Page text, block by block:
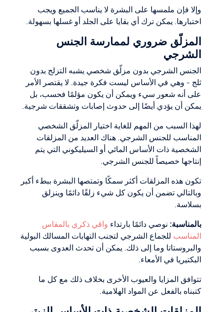
وإلا فإن ملمسها على البشرة لا يناسب الجميع ويجب
اختبارها. يمكن ترك أي بقايا على الجلد أو غسلها بسهولة.
المزلّق ضروري لممارسة الجنس
الشرجي
الجنس الشرجي بدون مزلّق شخصي يشبه التزلج بدون
ثلج - وهي في الأساس ليست فكرة جيدة. لا يقتصر الأمر
على أنه شعور سيء ويمكن أن يكون مؤلمًا فحسب، بل
يمكن أن يؤدي أيضًا إلى حدوث إصابات وتشققات شرجية.
لهذا السبب من المهم للغاية اختيار المزلّق الشخصي
المناسب للجنس الشرجي. هناك العديد من المزلقات
الشخصية ذات الأساس المائي أو السيليكوني التي يتم
إنتاجها خصيصاً للجنس الشرجي.
تكون هذه المزلقات أكثر سمكًا وتمتصها البشرة ببطء أكبر
وبالتالي تضمن أن يكون كل شيء زلقًا دائمًا وينزلق
بسلاسة.
بالمناسبة: نوصي دائمًا بارتداء واقي ذكري بالمقاس
المناسب للجماع الشرجي لتجنب التهابات المسالك البولية
والبروستاتا وما إلى ذلك. يمكن أن تحدث العدوى بسبب
البكتيريا في الأمعاء.
تتوافق المزايا والعيوب الأخرى بخلاف ذلك مع كل ما
كتبناه بالفعل عن المواد الهلامية.